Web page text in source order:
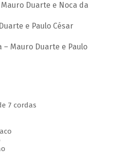
Duarte e Noca da
e Paulo César
– Mauro Duarte e Paulo
7 cordas